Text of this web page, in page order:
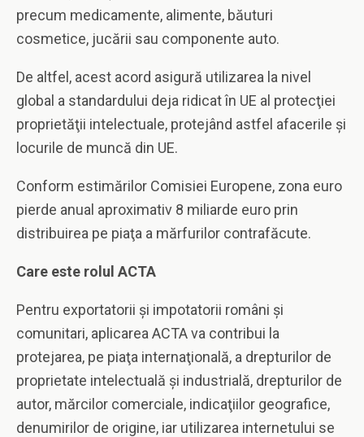
precum medicamente, alimente, băuturi
cosmetice, jucării sau componente auto.
De altfel, acest acord asigură utilizarea la nivel
global a standardului deja ridicat în UE al protecţiei
proprietăţii intelectuale, protejând astfel afacerile şi
locurile de muncă din UE.
Conform estimărilor Comisiei Europene, zona euro
pierde anual aproximativ 8 miliarde euro prin
distribuirea pe piaţa a mărfurilor contrafăcute.
Care este rolul ACTA
Pentru exportatorii și impotatorii români şi
comunitari, aplicarea ACTA va contribui la
protejarea, pe piaţa internaţională, a drepturilor de
proprietate intelectuală şi industrială, drepturilor de
autor, mărcilor comerciale, indicaţiilor geografice,
denumirilor de origine, iar utilizarea internetului se